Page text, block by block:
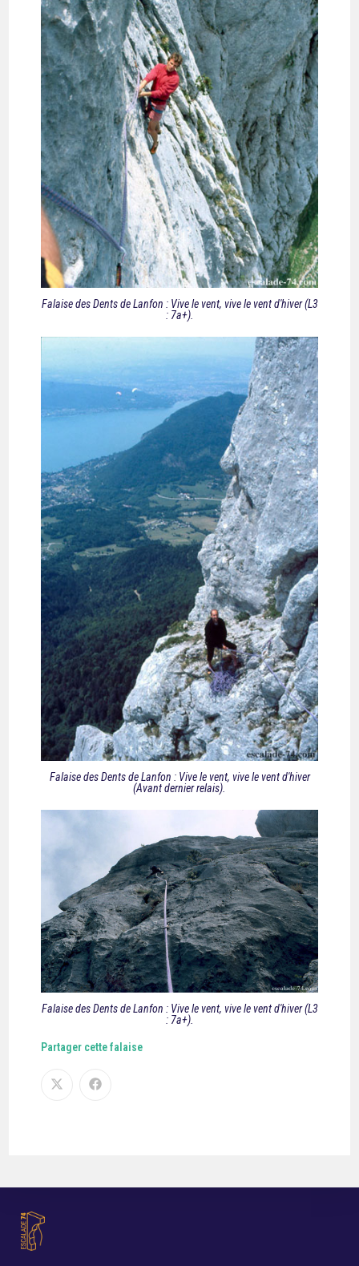
Falaise des Dents de Lanfon : Vive le vent, vive le vent d'hiver (L3
: 7a+).
Falaise des Dents de Lanfon : Vive le vent, vive le vent d'hiver
(Avant dernier relais).
Falaise des Dents de Lanfon : Vive le vent, vive le vent d'hiver (L3
: 7a+).
Partager cette falaise